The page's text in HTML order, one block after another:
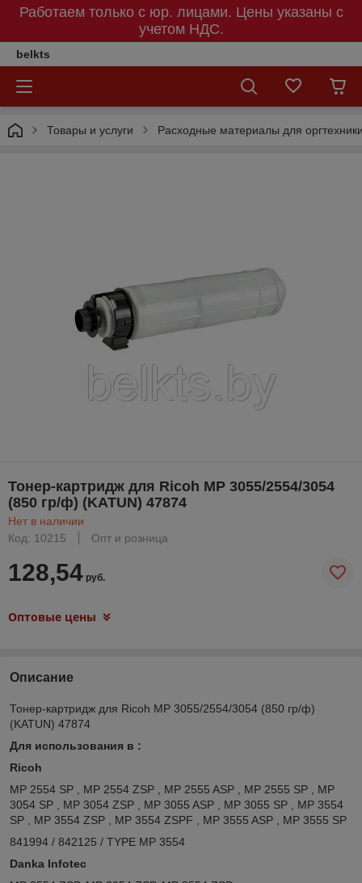
Работаем только с юр. лицами. Цены указаны c
учетом НДС.
belkts
Товары и услуги Расходные материалы для
Тонер-картридж для Ricoh MP 3055/2554/3054
(850 гр/ф) (KATUN) 47874
Нет в наличии
Код: 10215
Опт и розница
128,54 руб.
Оптовые цены
Описание
Тонер-картридж для Ricoh MP 3055/2554/3054 (850 гр/ф)
(KATUN) 47874
Для использования в :
Ricoh
MP 2554 SP , MP 2554 ZSP , MP 2555 ASP , MP 2555 SP , MP
3054 SP , MP 3054 ZSP , MP 3055 ASP , MP 3055 SP , MP 3554
SP , MP 3554 ZSP , MP 3554 ZSPF , MP 3555 ASP , MP 3555 SP
841994 / 842125 / TYPE MP 3554
Danka Infotec